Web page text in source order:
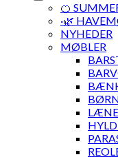
🍊
·🌿
NYHEDER
MØBLER